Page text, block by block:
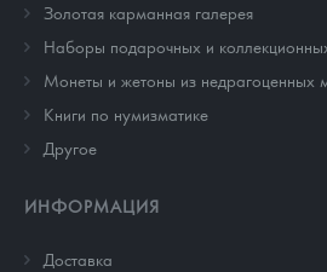
Золотая карманная галерея
Наборы подарочных и
Монеты и жетоны из недрагоценных
Книги по нумизматике
Другое
ИНФОРМАЦИЯ
Доставка